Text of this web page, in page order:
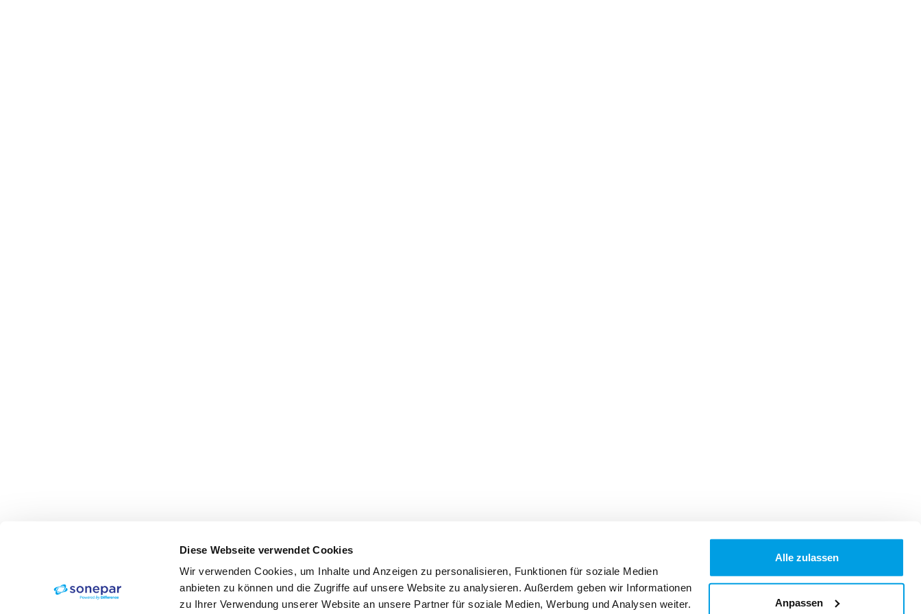
Diese Webseite verwendet Cookies
Wir verwenden Cookies, um Inhalte und Anzeigen zu personalisieren, Funktionen für soziale Medien
anbieten zu können und die Zugriffe auf unsere Website zu analysieren. Außerdem geben wir Informationen
zu Ihrer Verwendung unserer Website an unsere Partner für soziale Medien, Werbung und Analysen weiter.
Alle zulassen
Anpassen